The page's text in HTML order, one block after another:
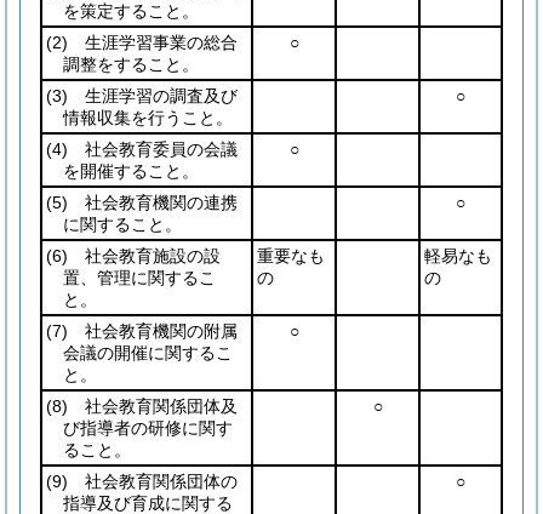
を策定すること。
(2) 生涯学習事業の総合
調整をすること。
○
(3) 生涯学習の調査及び
情報収集を行うこと。
○
(4) 社会教育委員の会議
を開催すること。
○
(5) 社会教育機関の連携
に関すること。
○
(6) 社会教育施設の設
置、管理に関するこ
と。
重要なも
の
軽易なも
の
(7) 社会教育機関の附属
会議の開催に関するこ
と。
○
(8) 社会教育関係団体及
び指導者の研修に関す
ること。
○
(9) 社会教育関係団体の
指導及び育成に関する
○